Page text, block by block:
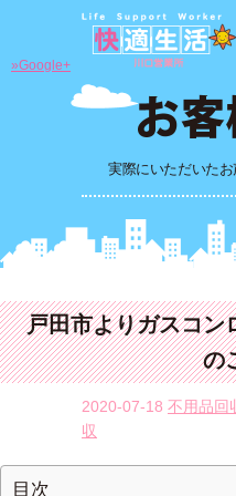
実際にいただいたお
»Google+
戸田市よりガスコン
の
2020-07-18 不用品回
収
目次